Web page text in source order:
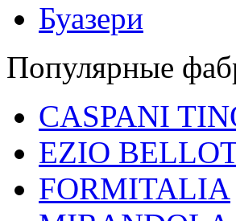
Буазери
Популярные
CASPANI
EZIO
FORMITALIA